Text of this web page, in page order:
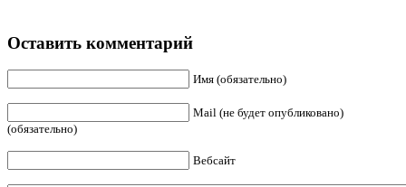
Оставить комментарий
Имя (обязательно)
Mail (не будет опубликовано)
(обязательно)
Вебсайт